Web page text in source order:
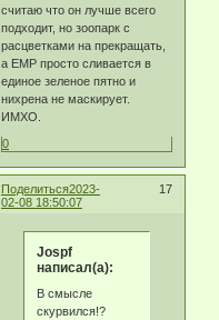
считаю что он лучше всего
подходит, но зоопарк с
расцветками на прекращать,
а ЕМР просто сливается в
единое зеленое пятно и
нихрена не маскирует.
ИМХО.
0
Поделиться 17
2023-
02-08 18:50:07
Jospf
написал(а):
В смысле
скурвился!?